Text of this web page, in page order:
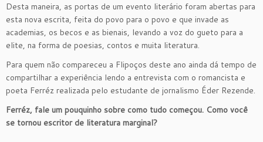
Desta maneira, as portas de um evento literário foram abertas para
esta nova escrita, feita do povo para o povo e que invade as
academias, os becos e as bienais, levando a voz do gueto para a
elite, na forma de poesias, contos e muita literatura.
Para quem não compareceu a Flipoços deste ano ainda dá tempo de
compartilhar a experiência lendo a entrevista com o romancista e
poeta Ferréz realizada pelo estudante de jornalismo Éder Rezende.
Ferréz, fale um pouquinho sobre como tudo começou. Como você
se tornou escritor de literatura marginal?